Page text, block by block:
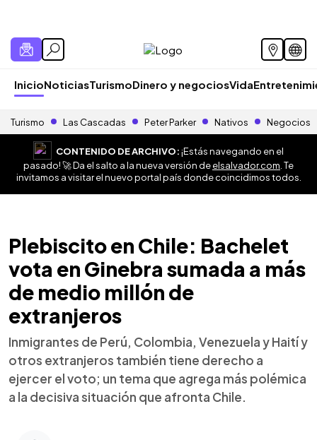
InicioNoticiasTurismoDinero y negociosVida
Turismo Las Cascadas Peter Parker Nativos Negocios
CONTENIDO DE ARCHIVO:¡Estás navegando en el
pasado! 🚀 Da el salto a la nueva versión deelsalvador.com . Te
invitamos a visitar el nuevo portal país donde coincidimos todos.
Plebiscito en Chile: Bachelet
vota en Ginebra sumada a más
de medio millón de
extranjeros
Inmigrantes de Perú, Colombia, Venezuela y Haití y
otros extranjeros también tiene derecho a
ejercer el voto; un tema que agrega más polémica
a la decisiva situación que afronta Chile.